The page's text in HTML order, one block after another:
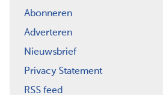
Abonneren
Adverteren
Nieuwsbrief
Privacy Statement
RSS feed